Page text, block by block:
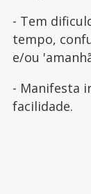
- Tem
tempo,
e/ou
- Manifesta
facilidade.